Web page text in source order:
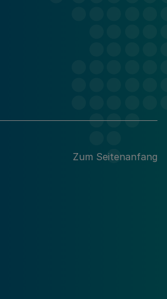
Zum Seitenanfang